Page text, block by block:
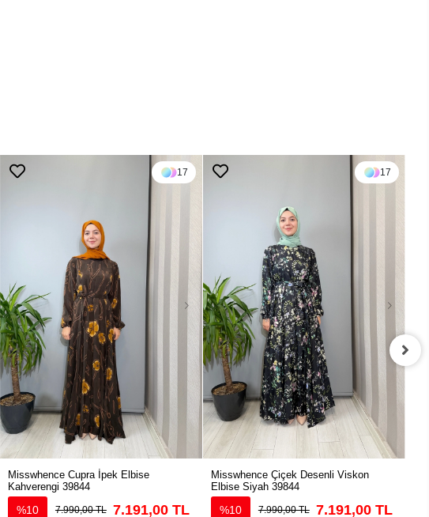
17
Misswhence Cupra İpek Elbise
Kahverengi 39844
%10 7.990,00 TL 7.191,00 TL
17
Misswhence Çiçek Desenli Viskon
Elbise Siyah 39844
%10 7.990,00 TL 7.191,00 TL